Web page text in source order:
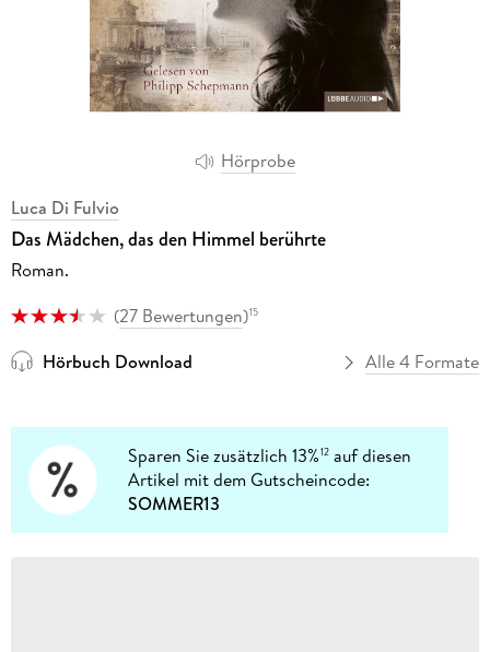
Hörprobe
Luca Di Fulvio
Das Mädchen, das den Himmel berührte
Roman.
(27 Bewertungen)15
Hörbuch Download Alle 4 Formate
Sparen Sie zusätzlich 13%12 auf diesen
Artikel mit dem Gutscheincode:
SOMMER13